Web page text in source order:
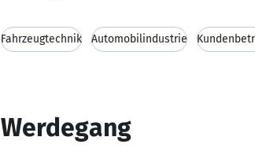
Fahrzeugtechnik Automobilindustrie
Werdegang